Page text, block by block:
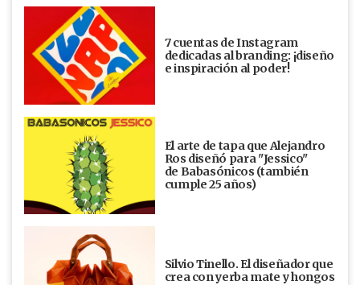
7 cuentas de Instagram
dedicadas al branding: ¡diseño
e inspiración al poder!
El arte de tapa que Alejandro
Ros diseñó para "Jessico"
de Babasónicos (también
cumple 25 años)
Silvio Tinello. El diseñador que
crea con yerba mate y hongos